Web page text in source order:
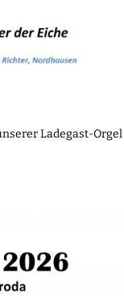
Ladegast-Orgel